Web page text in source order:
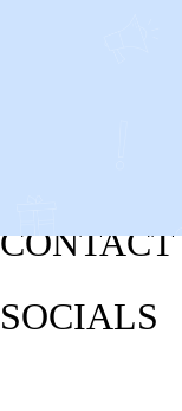
CONTACT
SOCIALS